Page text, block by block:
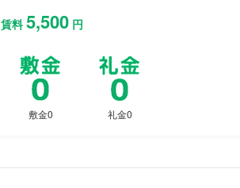
賃料5,500 円
敷金0 礼金0